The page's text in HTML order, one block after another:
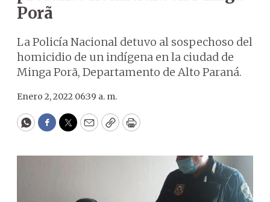
Porã
La Policía Nacional detuvo al sospechoso del
homicidio de un indígena en la ciudad de
Minga Porã, Departamento de Alto Paraná.
Enero 2, 2022 06:39 a. m.
WhatsApp
Facebook
Twitter
EmailCopyPrint